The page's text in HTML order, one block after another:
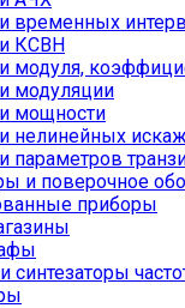
временных
КСВН
модуля,
модуляции
мощности
нелинейных
параметров
и поверочное
приборы
синтезаторы